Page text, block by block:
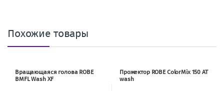
Похожие товары
Вращающаяся голова ROBE
BMFL Wash XF
Прожектор ROBE ColorMix 150 AT
wash